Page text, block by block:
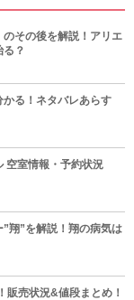
のその後を解説！アリエ
？
かる！ネタバレあらす
空室情報・予約状況
翔”を解説！翔の病気は
販売状況&値段まとめ！